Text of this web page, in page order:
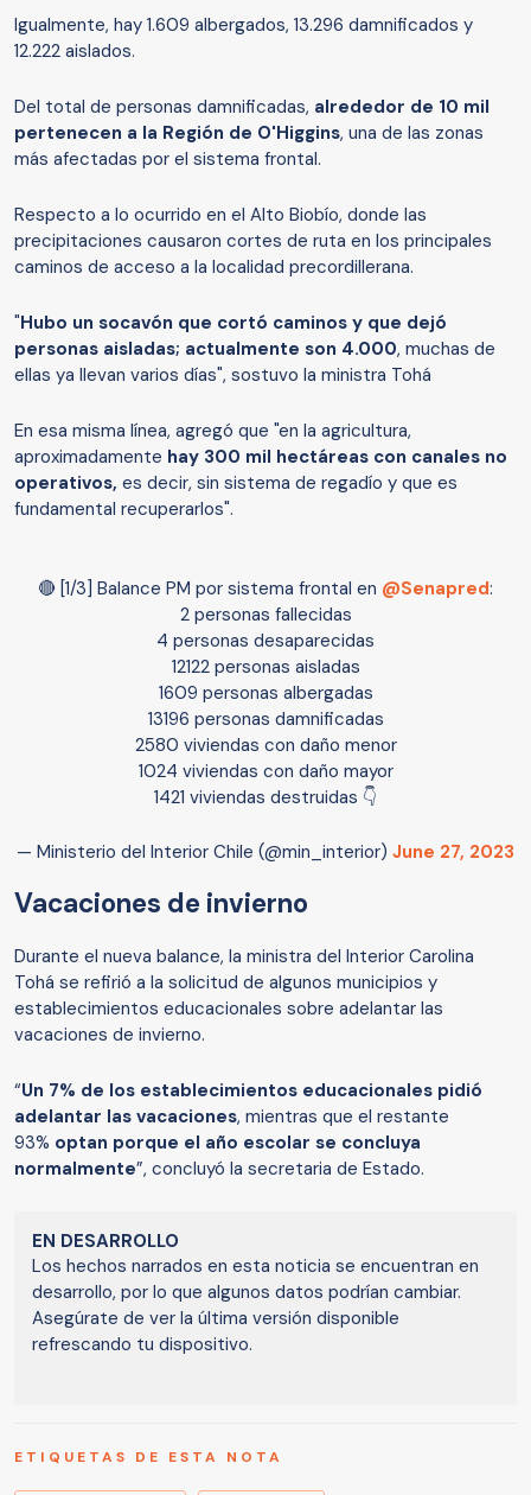
Igualmente, hay 1.609 albergados, 13.296 damnificados y
12.222 aislados.
Del total de personas damnificadas, alrededor de 10 mil
pertenecen a la Región de O'Higgins, una de las zonas
más afectadas por el sistema frontal.
Respecto a lo ocurrido en el Alto Biobío, donde las
precipitaciones causaron cortes de ruta en los principales
caminos de acceso a la localidad precordillerana.
"Hubo un socavón que cortó caminos y que dejó
personas aisladas; actualmente son 4.000, muchas de
ellas ya llevan varios días", sostuvo la ministra Tohá
En esa misma línea, agregó que "en la agricultura,
aproximadamente hay 300 mil hectáreas con canales no
operativos, es decir, sin sistema de regadío y que es
fundamental recuperarlos".
🔴 [1/3] Balance PM por sistema frontal en @Senapred:
2 personas fallecidas
4 personas desaparecidas
12122 personas aisladas
1609 personas albergadas
13196 personas damnificadas
2580 viviendas con daño menor
1024 viviendas con daño mayor
1421 viviendas destruidas 👇
— Ministerio del Interior Chile (@min_interior) June 27, 2023
Vacaciones de invierno
Durante el nueva balance, la ministra del Interior Carolina
Tohá se refirió a la solicitud de algunos municipios y
establecimientos educacionales sobre adelantar las
vacaciones de invierno.
“Un 7% de los establecimientos educacionales pidió
adelantar las vacaciones, mientras que el restante
93% optan porque el año escolar se concluya
normalmente”, concluyó la secretaria de Estado.
EN DESARROLLO
Los hechos narrados en esta noticia se encuentran en
desarrollo, por lo que algunos datos podrían cambiar.
Asegúrate de ver la última versión disponible
refrescando tu dispositivo.
ETIQUETAS DE ESTA NOTA